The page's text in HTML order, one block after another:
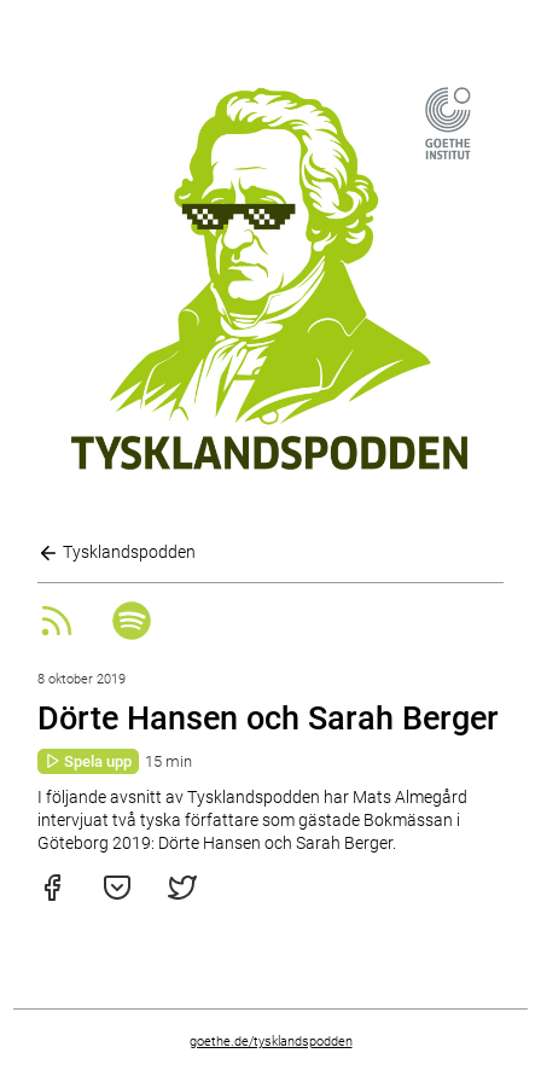
Tysklandspodden
8 oktober 2019
Dörte Hansen och Sarah Berger
Spela upp 15 min
I följande avsnitt av Tysklandspodden har Mats Almegård
intervjuat två tyska författare som gästade Bokmässan i
Göteborg 2019: Dörte Hansen och Sarah Berger.
goethe.de/tysklandspodden